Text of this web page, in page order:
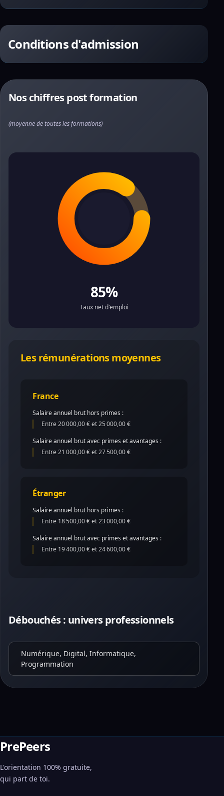
Conditions d'admission
Nos chiffres post formation
(moyenne de toutes les formations)
85%
Taux net d'emploi
Les rémunérations moyennes
France
Salaire annuel brut hors primes :
Entre 20 000,00 € et 25 000,00 €
Salaire annuel brut avec primes et avantages :
Entre 21 000,00 € et 27 500,00 €
Étranger
Salaire annuel brut hors primes :
Entre 18 500,00 € et 23 000,00 €
Salaire annuel brut avec primes et avantages :
Entre 19 400,00 € et 24 600,00 €
Débouchés : univers professionnels
Numérique, Digital, Informatique,
Programmation
PrePeers
L'orientation 100% gratuite,
qui part de toi.